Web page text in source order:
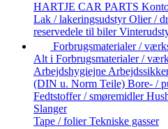
HARTJE CAR PARTS
Lak / lakeringsudstyr Olier /
reservedele til biler
Forbrugsmaterialer /
Alt i Forbrugsmaterialer /
Arbejdshygiejne
(DIN u. Norm Teile) Bore- /
Fedtstoffer / smøremidler
Slanger
Tape / folier Tekniske gasser